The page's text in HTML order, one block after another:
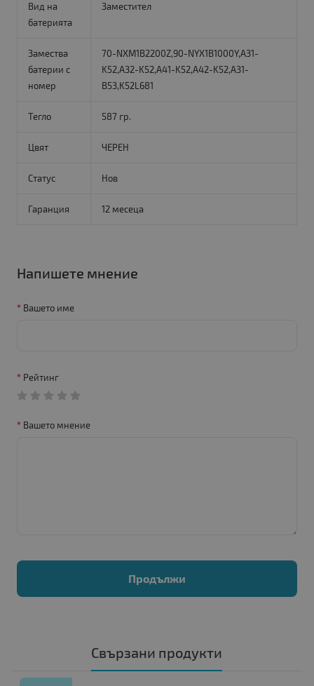
Вид на
батерията
Заместител
Замества
батерии с
номер
70-NXM1B2200Z,90-NYX1B1000Y,A31-
K52,A32-K52,A41-K52,A42-K52,A31-
B53,K52L681
Тегло 587 гр.
Цвят ЧЕРЕН
Статус Нов
Гаранция 12 месеца
Напишете мнение
Вашето име
Рейтинг
Вашето мнение
Продължи
Свързани продукти